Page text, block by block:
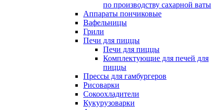
по производству сахарной ваты
Аппараты пончиковые
Вафельницы
Грили
Печи для пиццы
Печи для пиццы
Комплектующие для печей для
пиццы
Прессы для гамбургеров
Рисоварки
Сокоохладители
Кукурузоварки